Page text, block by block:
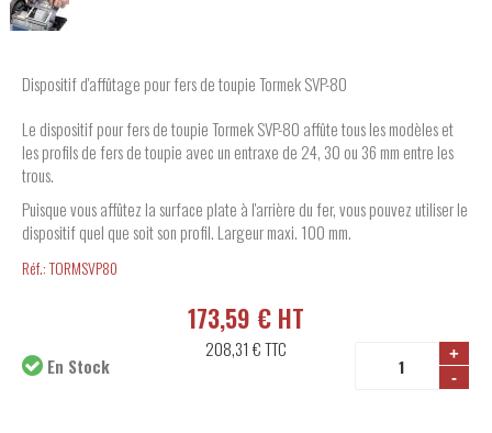
Dispositif d'affûtage pour fers de toupie Tormek SVP-80
Le dispositif pour fers de toupie Tormek SVP-80 affûte tous les modèles et
les profils de fers de toupie avec un entraxe de 24, 30 ou 36 mm entre les
trous.
Puisque vous affûtez la surface plate à l'arrière du fer, vous pouvez utiliser le
dispositif quel que soit son profil. Largeur maxi. 100 mm.
Réf.:TORMSVP80
173,59 € HT
208,31 €TTC
+
-
En Stock